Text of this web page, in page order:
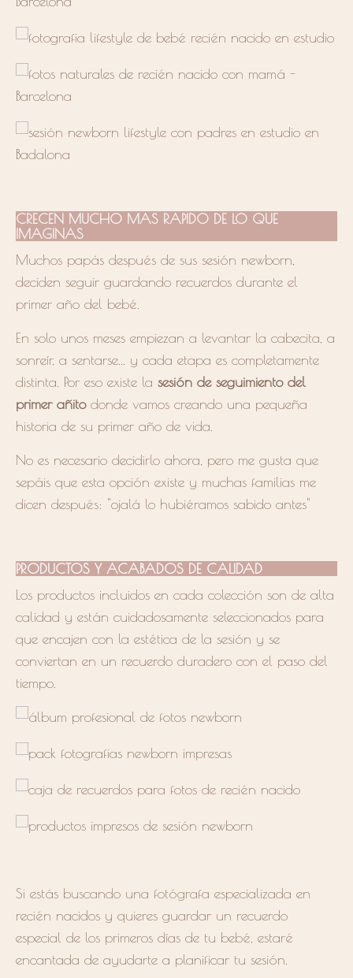
CRECEN MUCHO MAS RAPIDO DE LO QUE
IMAGINAS
Muchos papás después de sus sesión newborn,
deciden seguir guardando recuerdos durante el
primer año del bebé.
En solo unos meses empiezan a levantar la cabecita, a
sonreír, a sentarse... y cada etapa es completamente
distinta. Por eso existe la sesión de seguimiento del
primer añitodonde vamos creando una pequeña
historia de su primer año de vida.
No es necesario decidirlo ahora, pero me gusta que
sepáis que esta opción existe y muchas familias me
dicen después: "ojalá lo hubiéramos sabido antes"
PRODUCTOS Y ACABADOS DE CALIDAD
Los productos incluidos en cada colección son de alta
calidad y están cuidadosamente seleccionados para
que encajen con la estética de la sesión y se
conviertan en un recuerdo duradero con el paso del
tiempo.
Si estás buscando una fotógrafa especializada en
recién nacidos y quieres guardar un recuerdo
especial de los primeros días de tu bebé, estaré
encantada de ayudarte a planificar tu sesión.